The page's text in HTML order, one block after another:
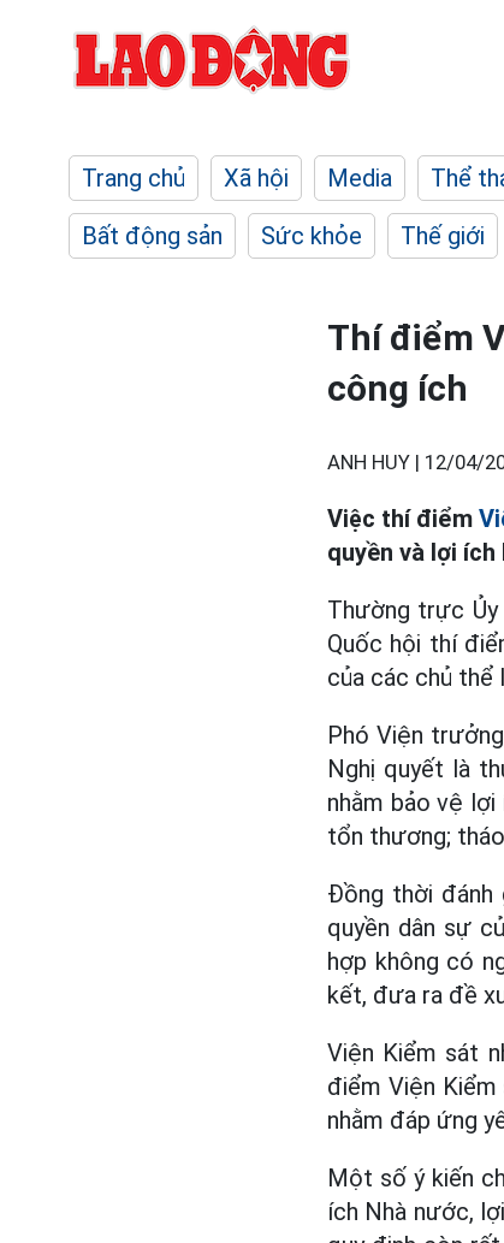
Trang chủ Xã hội Media Thể
Bất động sản
Sức khỏe Thế giới
Thí điểm
công ích
ANH HUY | 12/04/
Việc thí điểm
quyền và lợi
Thường trực
Quốc hội thí
của các chủ thể
Phó Viện
Nghị quyết là
nhằm bảo vệ
tổn thương;
Đồng thời đánh
quyền dân sự
hợp không có
kết, đưa ra đề
Viện Kiểm sát
điểm Viện
nhằm đáp ứng
Một số ý kiến
ích Nhà nước,